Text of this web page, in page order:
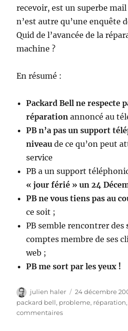
recevoir, est un superbe
n’est autre qu’une enquête
Quid de l’avancée de la
machine ?
En résumé :
Packard Bell ne respecte
réparation annoncé au
PB n’a pas un support
niveau de ce qu’on peut
service
PB a un support
« jour férié » un 24
PB ne vous tiens pas au
ce soit ;
PB semble rencontrer des
comptes membre de ses
web ;
PB me sort par les yeux !
Auteur
julien haler
Publié
le
24 décembre
packard bell, probleme, réparation
commentairessur